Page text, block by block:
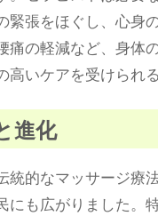
張をほぐし、心
の軽減など、身
いケアを受けられ
進化
的なマッサージ
も広がりました